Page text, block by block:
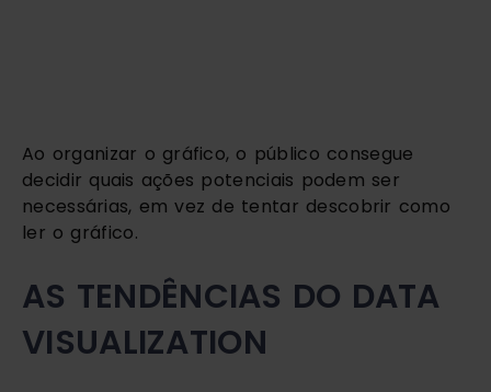
Ao organizar o gráfico, o público consegue
decidir quais ações potenciais podem ser
necessárias, em vez de tentar descobrir como
ler o gráfico.
AS TENDÊNCIAS DO DATA
VISUALIZATION